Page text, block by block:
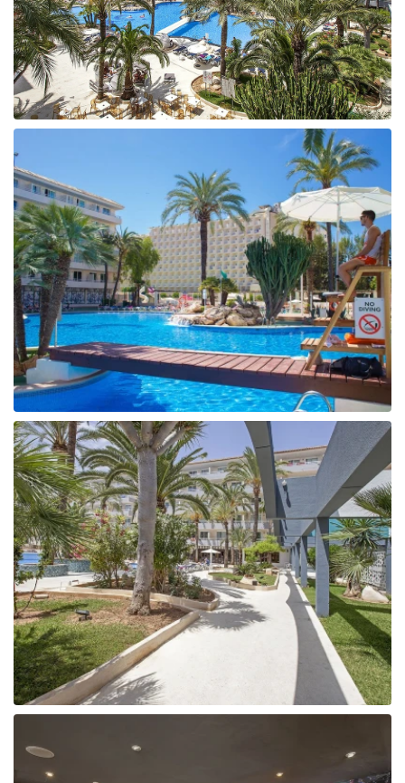
Taizeme
Turcija
Apvienotie Arābu Emirāti
Itālija
Dominikānas Republika
Vjetnama
Tanzānija
Bulgārija
Melnkalne
Šrilanka
Tunisija
Albānija